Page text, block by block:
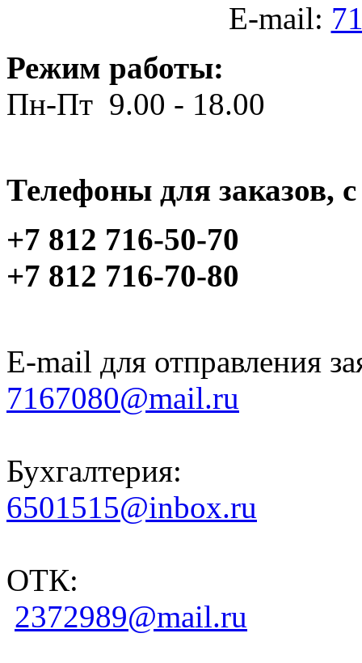
E-mail:
Режим работы:
Пн-Пт 9.00 - 18.00
Телефоны для заказов,
+7 812 716-50-70
+7 812 716-70-80
E-mail для отправления
7167080@mail.ru
Бухгалтерия:
6501515@inbox.ru
ОТК:
2372989@mail.ru